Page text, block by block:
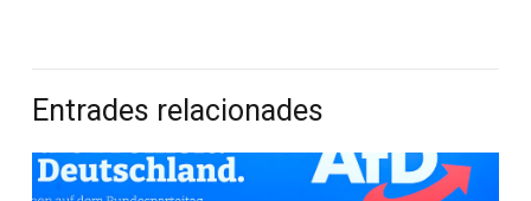
Entrades relacionades